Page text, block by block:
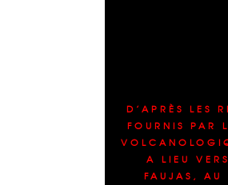
D’APRÈS LES
FOURNIS PAR
A LIEU
FAUJAS, AU